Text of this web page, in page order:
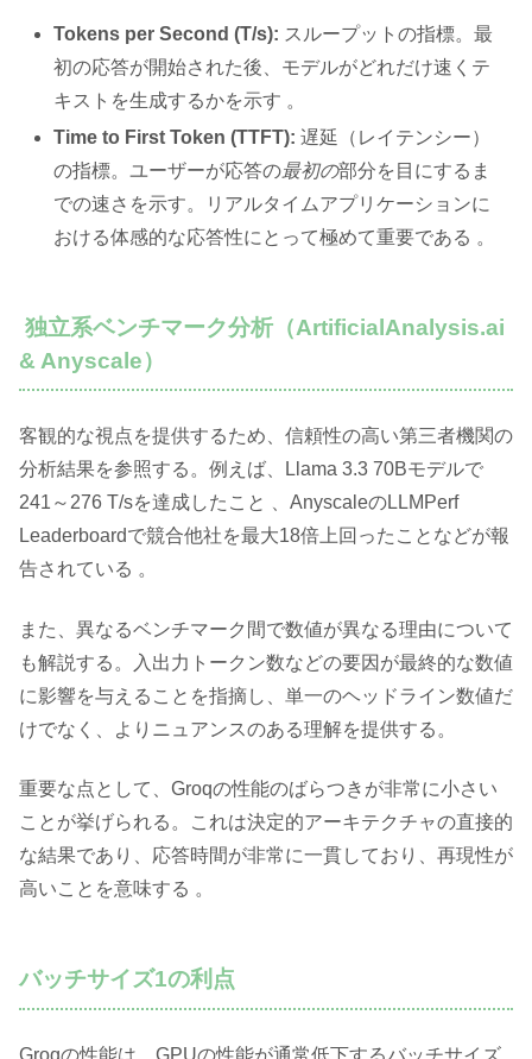
Tokens per Second (T/s): スループットの指標。最
初の応答が開始された後、モデルがどれだけ速くテ
キストを生成するかを示す 。
Time to First Token (TTFT): 遅延（レイテンシー）
の指標。ユーザーが応答の最初の部分を目にするま
での速さを示す。リアルタイムアプリケーションに
おける体感的な応答性にとって極めて重要である 。
独立系ベンチマーク分析（ArtificialAnalysis.ai
& Anyscale）
客観的な視点を提供するため、信頼性の高い第三者機関の
分析結果を参照する。例えば、Llama 3.3 70Bモデルで
241～276 T/sを達成したこと 、AnyscaleのLLMPerf
Leaderboardで競合他社を最大18倍上回ったことなどが報
告されている 。
また、異なるベンチマーク間で数値が異なる理由について
も解説する。入出力トークン数などの要因が最終的な数値
に影響を与えることを指摘し、単一のヘッドライン数値だ
けでなく、よりニュアンスのある理解を提供する。
重要な点として、Groqの性能のばらつきが非常に小さい
ことが挙げられる。これは決定的アーキテクチャの直接的
な結果であり、応答時間が非常に一貫しており、再現性が
高いことを意味する 。
バッチサイズ1の利点
Groqの性能は、GPUの性能が通常低下するバッチサイズ